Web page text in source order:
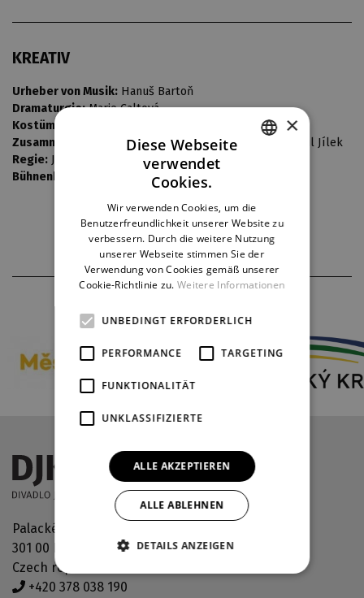
KREATIV
Urheber von Musik: Hanuš Bartoň
Dramaturgie: Marie Caltová
Kostüme:
Zusammenarbeit bei Bewegungsgestalltung:
Vlastimil Jílek
Regie: Jakub Korčák
Bühnenbild:
Palackého náměstí 30
301 00 Plzeň
Czech republic
+420 378 038 190
GERMAN
×
Diese Webseite
verwendet
Cookies.
Wir verwenden Cookies, um die
Benutzerfreundlichkeit unserer Website zu
verbessern. Durch die weitere Nutzung
unserer Webseite stimmen Sie der
Verwendung von Cookies gemäß unserer
Cookie-Richtlinie zu. Weitere Informationen
UNBEDINGT ERFORDERLICH
PERFORMANCE TARGETING
FUNKTIONALITÄT
UNKLASSIFIZIERTE
ALLE AKZEPTIEREN
ALLE ABLEHNEN
DETAILS ANZEIGEN